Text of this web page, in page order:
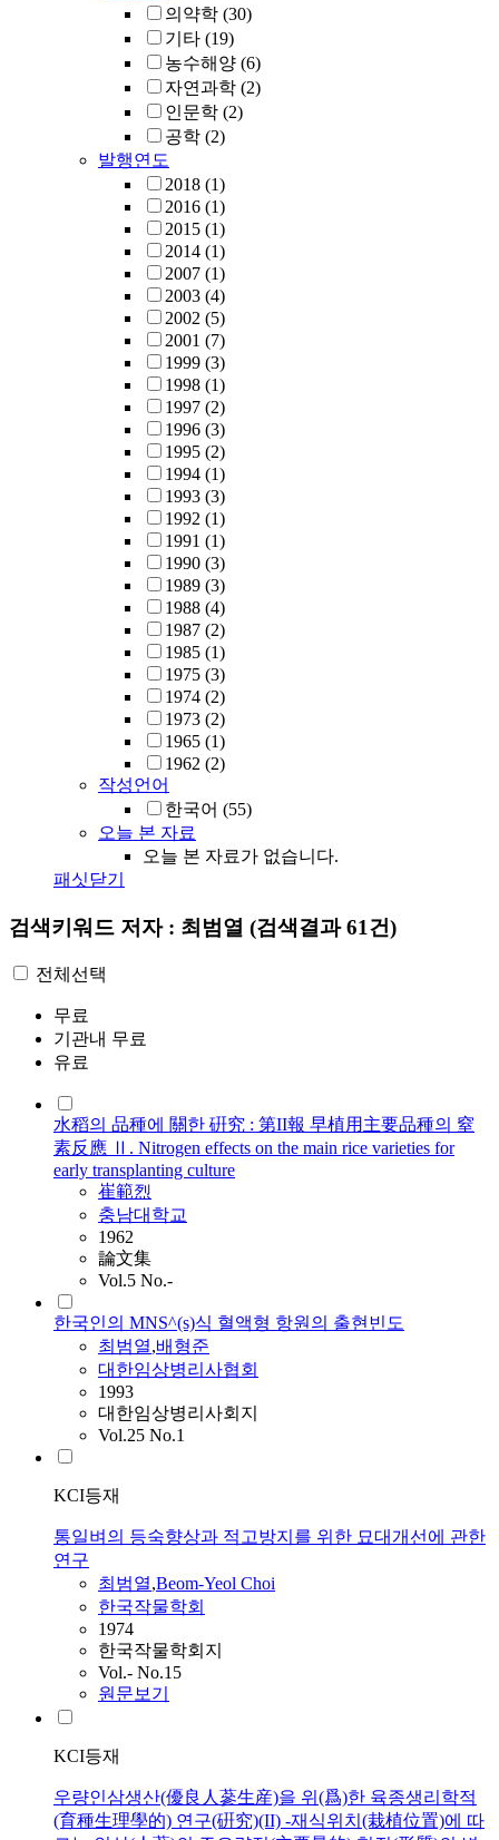
의약학 (30)
기타 (19)
농수해양 (6)
자연과학 (2)
인문학 (2)
공학 (2)
발행연도
2018 (1)
2016 (1)
2015 (1)
2014 (1)
2007 (1)
2003 (4)
2002 (5)
2001 (7)
1999 (3)
1998 (1)
1997 (2)
1996 (3)
1995 (2)
1994 (1)
1993 (3)
1992 (1)
1991 (1)
1990 (3)
1989 (3)
1988 (4)
1987 (2)
1985 (1)
1975 (3)
1974 (2)
1973 (2)
1965 (1)
1962 (2)
작성언어
한국어 (55)
오늘 본 자료
오늘 본 자료가 없습니다.
패싯닫기
검색키워드 저자 : 최범열 (검색결과 61건)
전체선택
무료
기관내 무료
유료
水稻의 品種에 關한 硏究 : 第II報 早植用主要品種의 窒
素反應 Ⅱ. Nitrogen effects on the main rice varieties for
early transplanting culture
崔範烈
충남대학교
1962
論文集
Vol.5 No.-
한국인의 MNS^(s)식 혈액형 항원의 출현빈도
최범열,배형준
대한임상병리사협회
1993
대한임상병리사회지
Vol.25 No.1
KCI등재
통일벼의 등숙향상과 적고방지를 위한 묘대개선에 관한
연구
최범열,Beom-Yeol Choi
한국작물학회
1974
한국작물학회지
Vol.- No.15
원문보기
KCI등재
우량인삼생산(優良人蔘生産)을 위(爲)한 육종생리학적
(育種生理學的) 연구(硏究)(II) -재식위치(栽植位置)에 따